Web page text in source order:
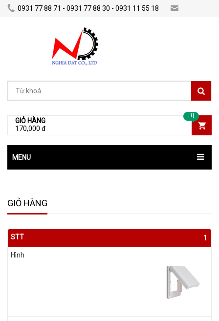
0931 77 88 71 - 0931 77 88 30 - 0931 11 55 18
GIỎ HÀNG
170,000 đ
[1]
MENU
GIỎ HÀNG
1